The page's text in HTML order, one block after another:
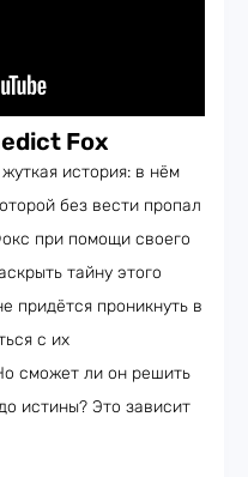
Fox
история: в нём
без вести пропал
при помощи своего
тайну этого
придётся проникнуть в
с их
сможет ли он решить
истины? Это зависит